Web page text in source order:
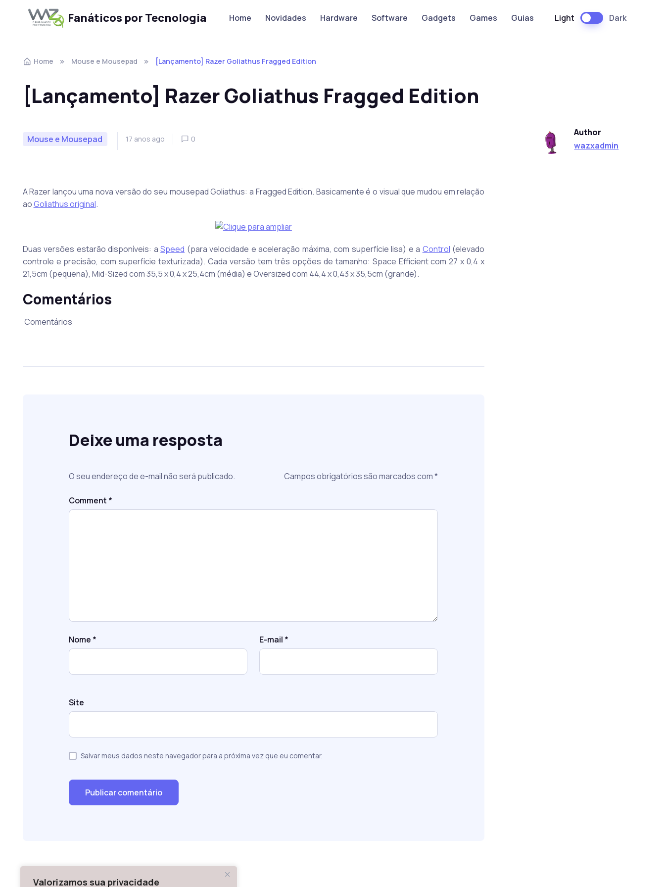
Valorizamos sua privacidade
Skip to navigation
Skip to contentFanáticos por Tecnologia Home Novidades Hardware Software Gadgets Games Guias Light Dark
Home Mouse e Mousepad [Lançamento] Razer Goliathus Fragged Edition
[Lançamento] Razer Goliathus Fragged Edition
Mouse e Mousepad 17 anos ago 0
Author
wazxadmin
A Razer lançou uma nova versão do seu mousepad Goliathus: a Fragged Edition. Basicamente é o visual que mudou em relação
aoGoliathus original.
Duas versões estarão disponíveis: aSpeed (para velocidade e aceleração máxima, com superfície lisa) e a Control (elevado
controle e precisão, com superfície texturizada). Cada versão tem três opções de tamanho: Space Efficient com 27 x 0,4 x
21,5cm (pequena), Mid-Sized com 35,5 x 0,4 x 25,4cm (média) e Oversized com 44,4 x 0,43 x 35,5cm (grande).
Comentários
Comentários
Deixe uma resposta
O seu endereço de e-mail não será publicado. Campos obrigatórios são marcados com*
Comment *
Nome * E-mail *
Site
Salvar meus dados neste navegador para a próxima vez que eu comentar.